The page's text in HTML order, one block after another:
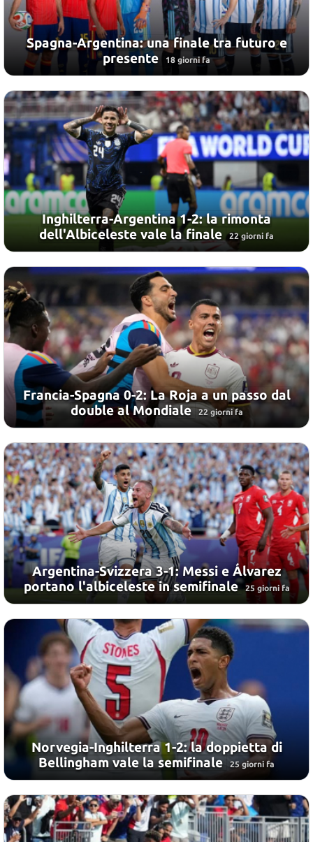
Spagna-Argentina: una finale tra futuro e
presente 18 giorni fa
Inghilterra-Argentina 1-2: la rimonta
dell'Albiceleste vale la finale
22 giorni fa
Francia-Spagna 0-2: La Roja a un passo dal
double al Mondiale 22 giorni fa
Argentina-Svizzera 3-1: Messi e Álvarez
portano l'albiceleste in semifinale 25 giorni fa
Norvegia-Inghilterra 1-2: la doppietta di
Bellingham vale la semifinale 25 giorni fa